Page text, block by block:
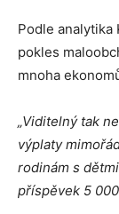
Podle
pokles
mnoha
„Viditelný tak
výplaty
rodinám s
příspěvek 5